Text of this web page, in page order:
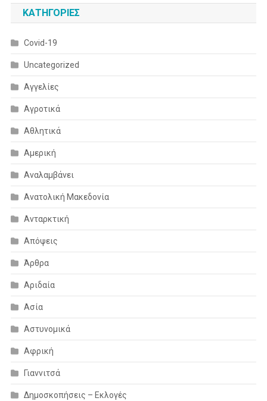
KΑΤΗΓΟΡΊΕΣ
Covid-19
Uncategorized
Αγγελίες
Αγροτικά
Αθλητικά
Αμερική
Αναλαμβάνει
Ανατολική Μακεδονία
Ανταρκτική
Απόψεις
Άρθρα
Αριδαία
Ασία
Αστυνομικά
Αφρική
Γιαννιτσά
Δημοσκοπήσεις – Εκλογές